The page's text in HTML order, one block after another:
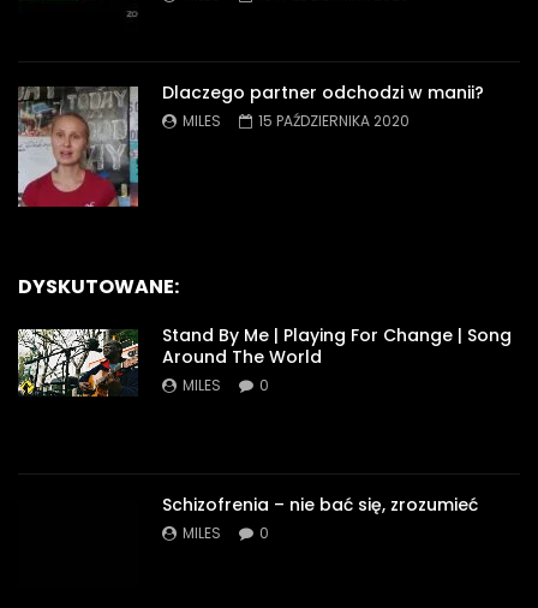
Dlaczego partner odchodzi w manii?
MILES 15 PAŹDZIERNIKA 2020
DYSKUTOWANE:
Stand By Me | Playing For Change | Song
Around The World
MILES 0
Schizofrenia – nie bać się, zrozumieć
MILES 0